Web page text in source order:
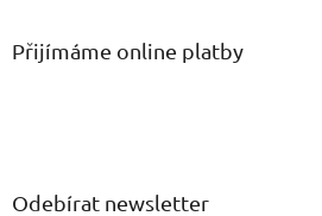
Přijímáme online platby
Odebírat newsletter